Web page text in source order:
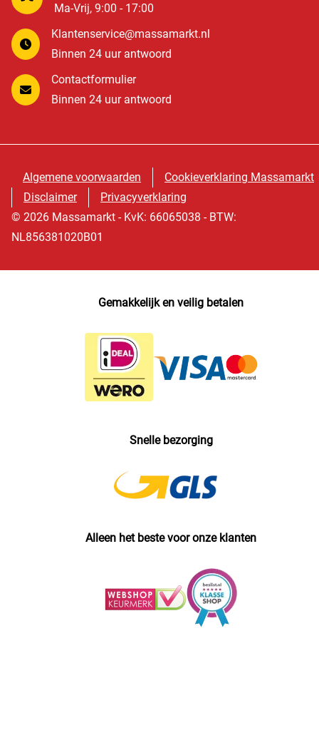
Ma-Vrij, 9:00 - 17:00
Klantenservice@massamarkt.nl
Binnen 24 uur antwoord
Contactformulier
Binnen 24 uur antwoord
Algemene voorwaarden
Cookieverklaring Massamarkt
Disclaimer
Privacyverklaring
© 2026 Massamarkt - KvK: 66065038 - BTW:
NL856381020B01
Gemakkelijk en veilig betalen
Snelle bezorging
Alleen het beste voor onze klanten